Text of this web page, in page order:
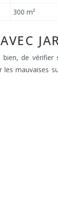
300 m²
de
mauvaises